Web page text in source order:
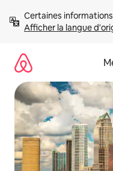
directement
Afficher la langue